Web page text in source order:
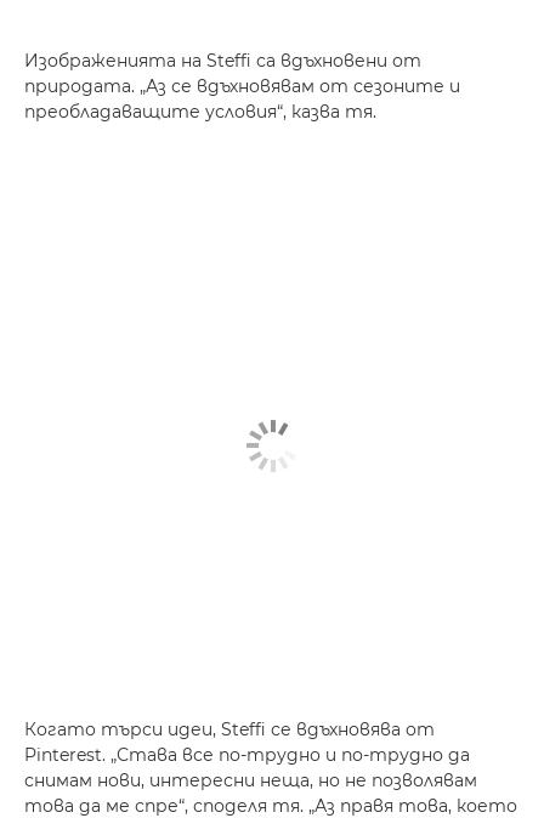
Изображенията на Steffi са вдъхновени от
природата. „Аз се вдъхновявам от сезоните и
преобладаващите условия“, казва тя.
Когато търси идеи, Steffi се вдъхновява от
Pinterest. „Става все по-трудно и по-трудно да
снимам нови, интересни неща, но не позволявам
това да ме спре“, споделя тя. „Аз правя това, което